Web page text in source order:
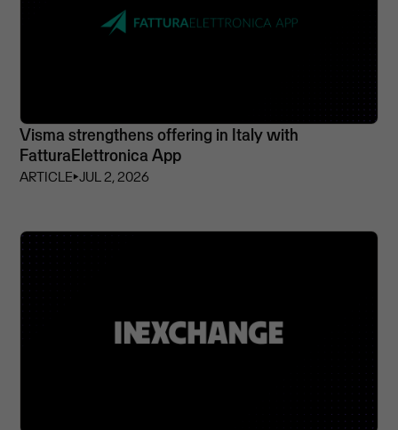
Visma strengthens offering in Italy with
FatturaElettronica App
ARTICLE⏵JUL 2, 2026